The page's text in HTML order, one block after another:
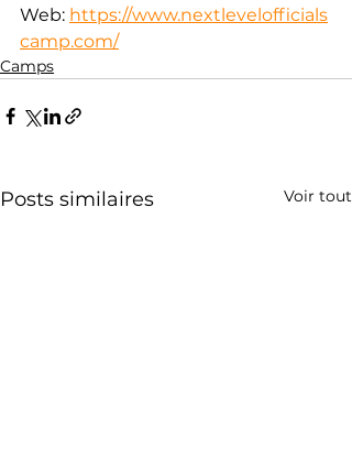
Web: https://www.nextlevelofficials
camp.com/
Camps
Posts similaires Voir tout